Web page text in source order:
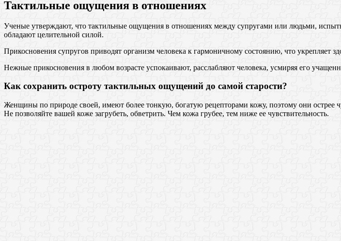
Тактильные ощущения в отношениях
Ученые утверждают, что тактильные ощущения в отношениях между супругами или людьми,
обладают целительной силой.
Прикосновения супругов приводят организм человека к гармоничному состоянию, что укрепляет
Нежные прикосновения в любом возрасте успокаивают, расслабляют человека, усмиряя его
Как сохранить остроту тактильных ощущений до самой старости?
Женщины по природе своей, имеют более тонкую, богатую рецепторами кожу, поэтому они острее
Не позволяйте вашей коже загрубеть, обветрить. Чем кожа грубее, тем ниже ее чувствительность.